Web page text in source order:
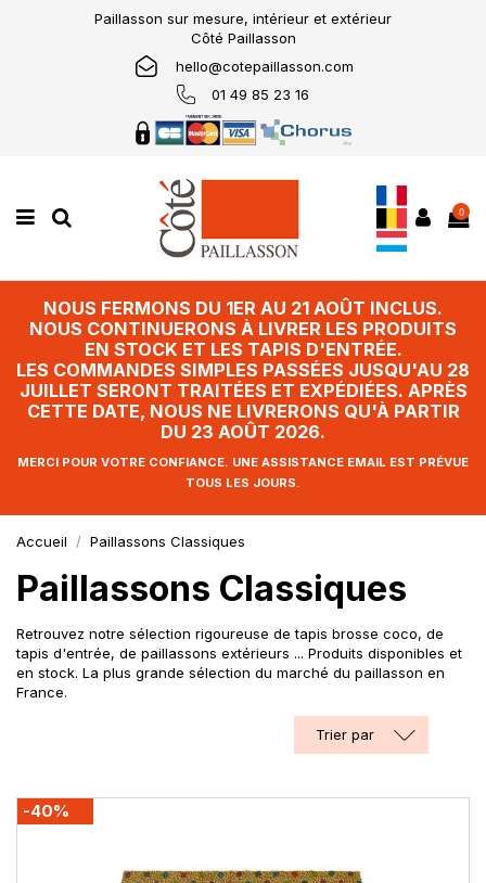
Paillasson sur mesure, intérieur et extérieur
Côté Paillasson
hello@cotepaillasson.com
01 49 85 23 16
0
NOUS FERMONS DU 1ER AU 21 AOÛT INCLUS.
NOUS CONTINUERONS À LIVRER LES PRODUITS
EN STOCK ET LES TAPIS D'ENTRÉE.
LES COMMANDES SIMPLES PASSÉES JUSQU'AU 28
JUILLET SERONT TRAITÉES ET EXPÉDIÉES. APRÈS
CETTE DATE, NOUS NE LIVRERONS QU'À PARTIR
DU 23 AOÛT 2026.
MERCI POUR VOTRE CONFIANCE. UNE ASSISTANCE EMAIL EST PRÉVUE
TOUS LES JOURS.
Accueil Paillassons Classiques
Paillassons Classiques
Retrouvez notre sélection rigoureuse de tapis brosse coco, de
tapis d'entrée, de paillassons extérieurs ... Produits disponibles et
en stock. La plus grande sélection du marché du paillasson en
France.
Trier par
-40%